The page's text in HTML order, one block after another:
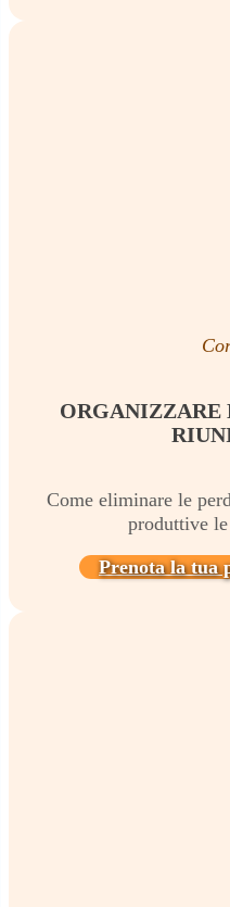
ORGANIZZARE
Come eliminare le
produttive
Prenota la tua